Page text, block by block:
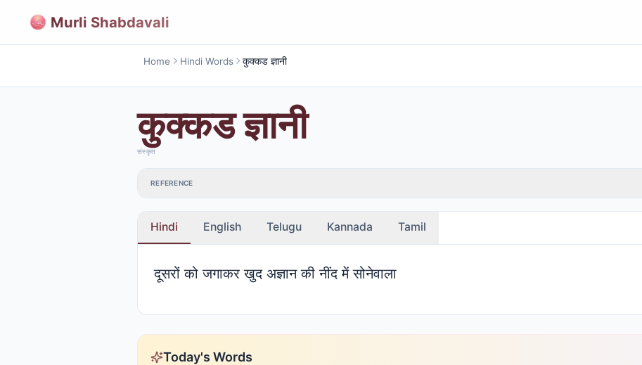
Murli Shabdavali
Home Hindi Words कुक्कड ज्ञानी
कुक्कड ज्ञानी
संस्कृत
REFERENCE
Hindi English Telugu Kannada Tamil
दूसरों को जगाकर खुद अज्ञान की नींद में सोनेवाला
Today's Words